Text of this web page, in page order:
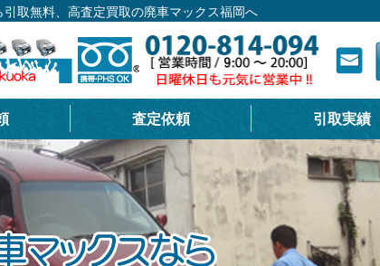
取無料、高査定買取の廃車マックス福岡へ
査定依頼 引取実績